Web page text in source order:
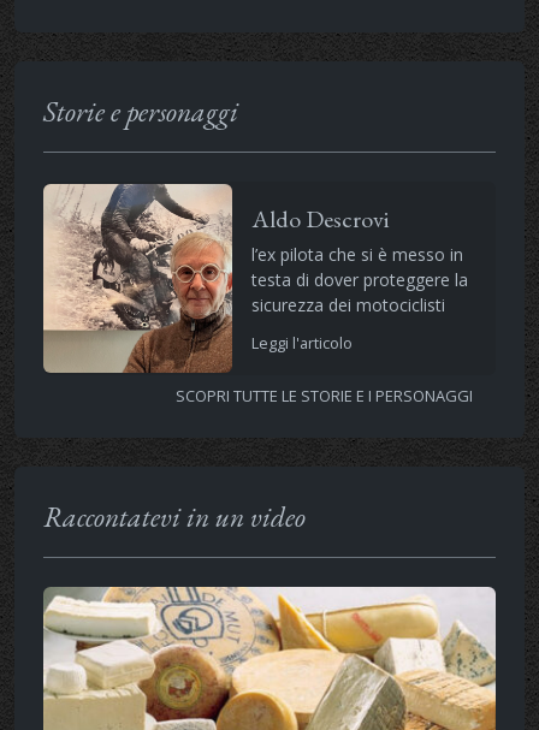
Storie e personaggi
Aldo Descrovi
l’ex pilota che si è messo in
testa di dover proteggere la
sicurezza dei motociclisti
Leggi l'articolo
SCOPRI TUTTE LE STORIE E I PERSONAGGI
Raccontatevi in un video